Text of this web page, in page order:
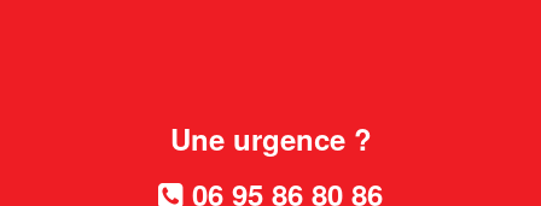
Une urgence ?
06 95 86 80 86